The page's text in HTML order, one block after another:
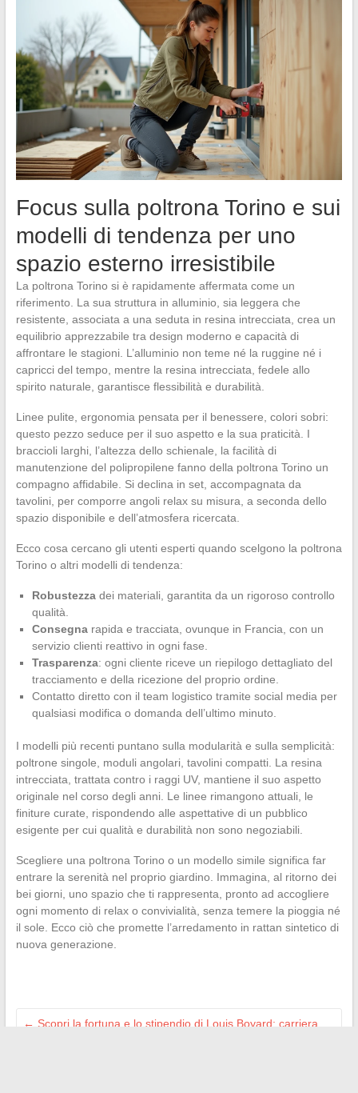
Focus sulla poltrona Torino e sui
modelli di tendenza per uno
spazio esterno irresistibile
La poltrona Torino si è rapidamente affermata come un
riferimento. La sua struttura in alluminio, sia leggera che
resistente, associata a una seduta in resina intrecciata, crea un
equilibrio apprezzabile tra design moderno e capacità di
affrontare le stagioni. L’alluminio non teme né la ruggine né i
capricci del tempo, mentre la resina intrecciata, fedele allo
spirito naturale, garantisce flessibilità e durabilità.
Linee pulite, ergonomia pensata per il benessere, colori sobri:
questo pezzo seduce per il suo aspetto e la sua praticità. I
braccioli larghi, l’altezza dello schienale, la facilità di
manutenzione del polipropilene fanno della poltrona Torino un
compagno affidabile. Si declina in set, accompagnata da
tavolini, per comporre angoli relax su misura, a seconda dello
spazio disponibile e dell’atmosfera ricercata.
Ecco cosa cercano gli utenti esperti quando scelgono la poltrona
Torino o altri modelli di tendenza:
Robustezzadei materiali, garantita da un rigoroso controllo
qualità.
Consegnarapida e tracciata, ovunque in Francia, con un
servizio clienti reattivo in ogni fase.
Trasparenza: ogni cliente riceve un riepilogo dettagliato del
tracciamento e della ricezione del proprio ordine.
Contatto diretto con il team logistico tramite social media per
qualsiasi modifica o domanda dell’ultimo minuto.
I modelli più recenti puntano sulla modularità e sulla semplicità:
poltrone singole, moduli angolari, tavolini compatti. La resina
intrecciata, trattata contro i raggi UV, mantiene il suo aspetto
originale nel corso degli anni. Le linee rimangono attuali, le
finiture curate, rispondendo alle aspettative di un pubblico
esigente per cui qualità e durabilità non sono negoziabili.
Scegliere una poltrona Torino o un modello simile significa far
entrare la serenità nel proprio giardino. Immagina, al ritorno dei
bei giorni, uno spazio che ti rappresenta, pronto ad accogliere
ogni momento di relax o convivialità, senza temere la pioggia né
il sole. Ecco ciò che promette l’arredamento in rattan sintetico di
nuova generazione.
← Scopri la fortuna e lo stipendio di Louis Boyard: carriera,